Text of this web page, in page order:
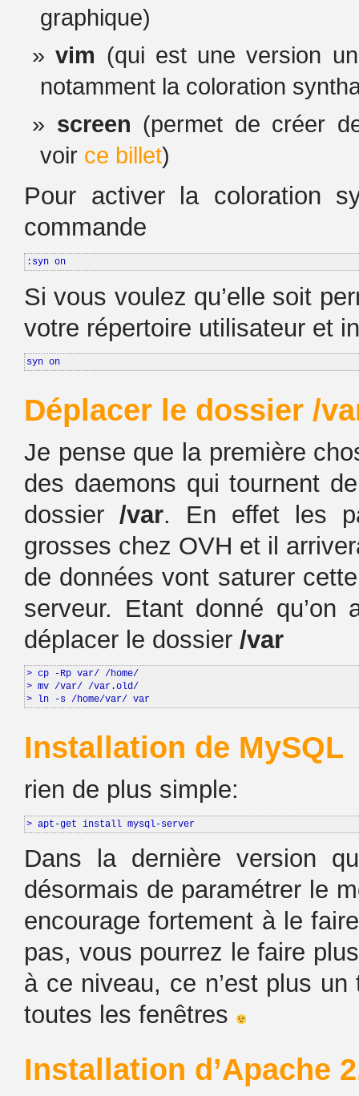
graphique)
vim (qui est une version
notamment la coloration
screen (permet de créer
voir ce billet)
Pour activer la coloration
commande
:syn on
Si vous voulez qu’elle soit
votre répertoire utilisateur et
syn on
Déplacer le dossier /
Je pense que la première
des daemons qui tournent
dossier /var. En effet les
grosses chez OVH et il
de données vont saturer
serveur. Etant donné
déplacer le dossier /var
> cp -Rp var/ /home/
> mv /var/ /var.old/
> ln -s /home/var/ var
Installation de MySQL
rien de plus simple:
> apt-get install mysql-server
Dans la dernière version
désormais de paramétrer le
encourage fortement à le
pas, vous pourrez le faire
à ce niveau, ce n’est plus
toutes les fenêtres
Installation d’Apache